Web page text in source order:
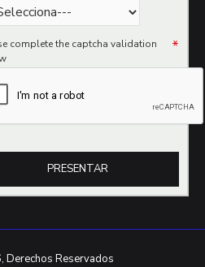
complete the captcha validation
PRESENTAR
Reservados